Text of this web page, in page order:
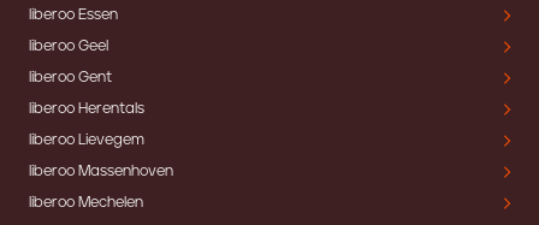
liberoo Essen
liberoo Geel
liberoo Gent
liberoo Herentals
liberoo Lievegem
liberoo Massenhoven
liberoo Mechelen